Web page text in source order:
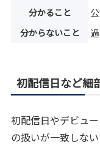
分かること
分からないこと
初配信日など細
初配信日やデビュ
の扱いが一致しない